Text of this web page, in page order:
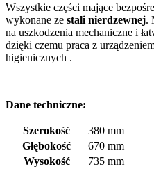
Wszystkie części mające
wykonane ze stali nierdzewnej.
na uszkodzenia mechaniczne i
dzięki czemu praca z
higienicznych .
Dane techniczne:
Szerokość
380 mm
Głębokość
670 mm
Wysokość
735 mm